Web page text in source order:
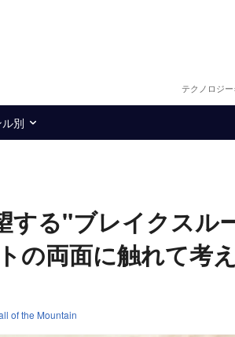
テクノロジ
別
する"ブレイクスル
の両面に触れて考
of the Mountain